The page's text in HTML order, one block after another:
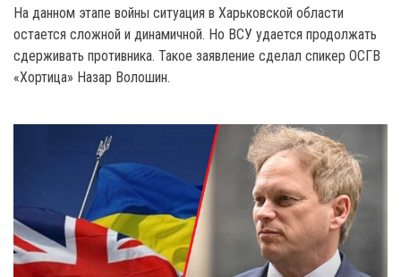
На данном этапе войны ситуация в Харьковской области
остается сложной и динамичной. Но ВСУ удается продолжать
сдерживать противника. Такое заявление сделал спикер ОСГВ
«Хортица» Назар Волошин.